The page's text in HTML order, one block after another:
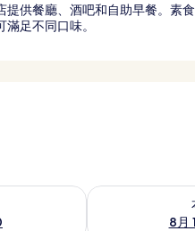
提供餐廳、酒吧和自助早餐。素
滿足不同口味。
供應情況
8月
查看本週末 (8月